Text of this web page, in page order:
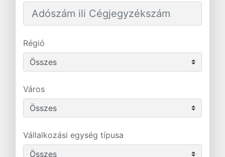
Régió
Város
Vállalkozási egység típusa